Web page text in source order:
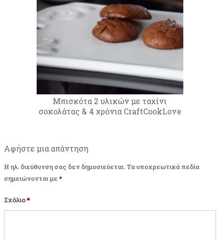
Μπισκότα 2 υλικών με ταχίνι
σοκολάτας & 4 χρόνια CraftCookLove
Αφήστε μια απάντηση
Η ηλ. διεύθυνση σας δεν δημοσιεύεται. Τα υποχρεωτικά πεδία
σημειώνονται με *
Σχόλιο*